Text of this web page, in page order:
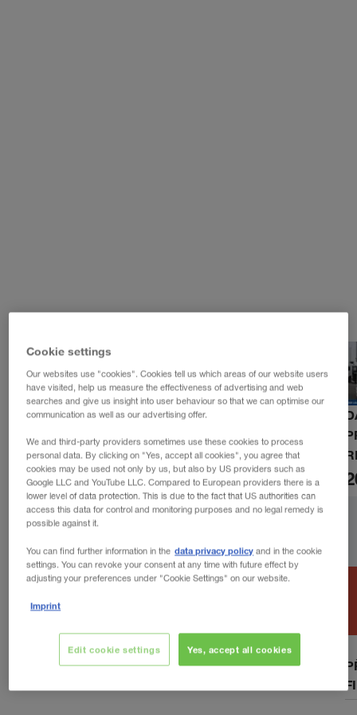
Cookie settings
Our websites use "cookies". Cookies tell us which areas of our website users
have visited, help us measure the effectiveness of advertising and web
searches and give us insight into user behaviour so that we can optimise our
communication as well as our advertising offer.
We and third-party providers sometimes use these cookies to process
personal data. By clicking on "Yes, accept all cookies", you agree that
cookies may be used not only by us, but also by US providers such as
Google LLC and YouTube LLC. Compared to European providers there is a
lower level of data protection. This is due to the fact that US authorities can
access this data for control and monitoring purposes and no legal remedy is
possible against it.
You can find further information in the data privacy policy and in the cookie
settings. You can revoke your consent at any time with future effect by
adjusting your preferences under "Cookie Settings" on our website.
Imprint
Yes, accept all cookies
Edit cookie settings